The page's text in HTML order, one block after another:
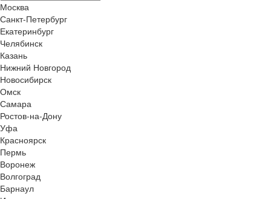
Москва
Санкт-Петербург
Екатеринбург
Челябинск
Казань
Нижний Новгород
Новосибирск
Омск
Самара
Ростов-на-Дону
Уфа
Красноярск
Пермь
Воронеж
Волгоград
Барнаул